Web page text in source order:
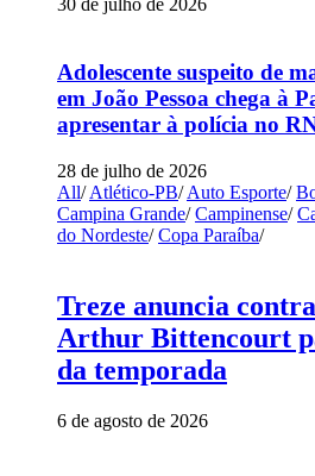
30 de julho de 2026
Adolescente suspeito de
em João Pessoa chega à
apresentar à polícia no
28 de julho de 2026
All/ Atlético-PB/ Auto Esporte/
Campina Grande/ Campinense/
do Nordeste/ Copa Paraíba/
Treze anuncia
Arthur Bittencourt
da temporada
6 de agosto de 2026